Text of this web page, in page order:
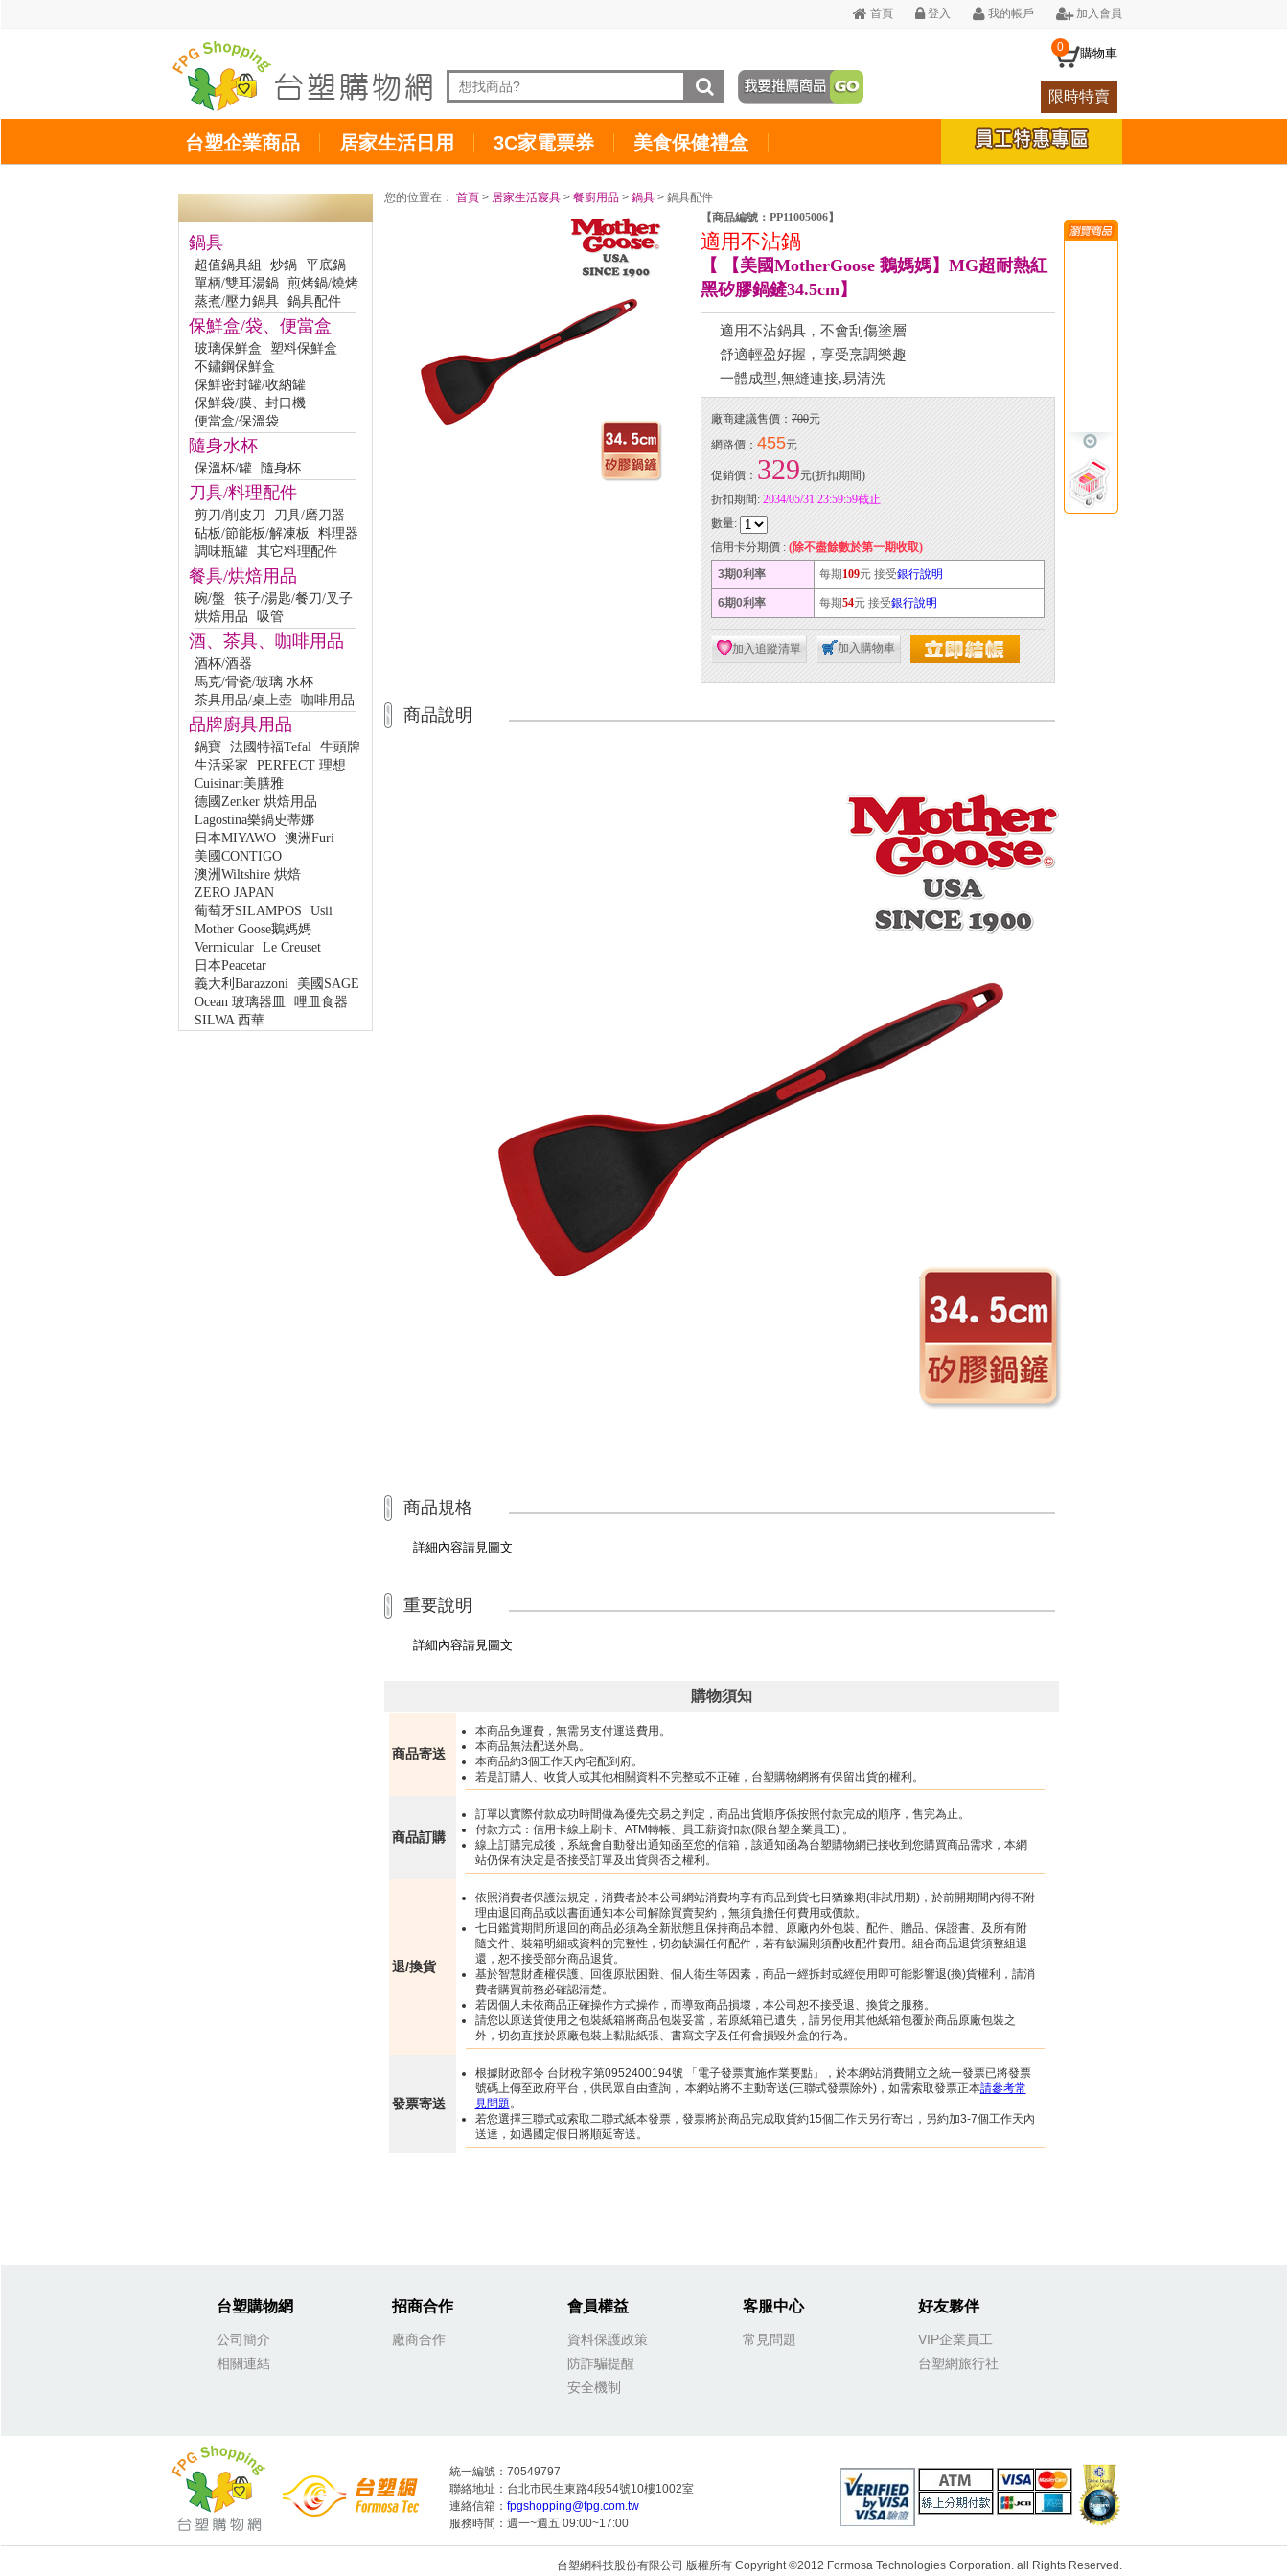
首頁 登入 我的帳戶 加入會員
0 購物車
限時特賣
台塑企業商品 居家生活日用 3C家電票券 美食保健禮盒
鍋具
超值鍋具組 炒鍋 平底鍋
單柄/雙耳湯鍋 煎烤鍋/燒烤
蒸煮/壓力鍋具 鍋具配件
保鮮盒/袋、便當盒
玻璃保鮮盒
塑料保鮮盒
不鏽鋼保鮮盒
保鮮密封罐/收納罐
保鮮袋/膜、封口機
便當盒/保溫袋
隨身水杯
保溫杯/罐 隨身杯
刀具/料理配件
剪刀/削皮刀
刀具/磨刀器
砧板/節能板/解凍板
料理器
調味瓶罐 其它料理配件
餐具/烘焙用品
碗/盤
筷子/湯匙/餐刀/叉子
烘焙用品
吸管
酒、茶具、咖啡用品
酒杯/酒器
馬克/骨瓷/玻璃 水杯
茶具用品/桌上壺 咖啡用品
品牌廚具用品
鍋寶 法國特福Tefal 牛頭牌
生活采家
PERFECT 理想
Cuisinart美膳雅
德國Zenker 烘焙用品
Lagostina樂鍋史蒂娜
日本MIYAWO 澳洲Furi
美國CONTIGO
澳洲Wiltshire 烘焙
ZERO JAPAN
葡萄牙SILAMPOS
Usii
Mother Goose鵝媽媽
Vermicular Le Creuset
日本Peacetar
義大利Barazzoni
美國SAGE
Ocean 玻璃器皿
哩皿食器
SILWA 西華
您的位置在： 首頁 > 居家生活寢具 > 餐廚用品 > 鍋具 > 鍋具配件
【商品編號：PP11005006】
適用不沾鍋
【 【美國MotherGoose 鵝媽媽】MG超耐熱紅
黑矽膠鍋鏟34.5cm】
適用不沾鍋具，不會刮傷塗層
舒適輕盈好握，享受烹調樂趣
一體成型,無縫連接,易清洗
廠商建議售價： 700元
網路價： 455元
促銷價： 329元(折扣期間)
折扣期間: 2034/05/31 23:59:59截止
數量:
信用卡分期價 : (除不盡餘數於第一期收取)
3期0利率
每期 109元 接受銀行說明
6期0利率 每期54元 接受銀行說明
加入追蹤清單 加入購物車
商品說明
商品規格
詳細內容請見圖文
重要說明
詳細內容請見圖文
購物須知
商品寄送
本商品免運費，無需另支付運送費用。
本商品無法配送外島。
本商品約3個工作天內宅配到府。
若是訂購人、收貨人或其他相關資料不完整或不正確，台塑購物網將有保留出貨的權利。
商品訂購
訂單以實際付款成功時間做為優先交易之判定，商品出貨順序係按照付款完成的順序，售完為止。
付款方式：信用卡線上刷卡、ATM轉帳、員工薪資扣款(限台塑企業員工) 。
線上訂購完成後，系統會自動發出通知函至您的信箱，該通知函為台塑購物網已接收到您購買商品需求，本網
站仍保有決定是否接受訂單及出貨與否之權利。
退/換貨
依照消費者保護法規定，消費者於本公司網站消費均享有商品到貨七日猶豫期(非試用期)，於前開期間內得不附
理由退回商品或以書面通知本公司解除買賣契約，無須負擔任何費用或價款。
七日鑑賞期間所退回的商品必須為全新狀態且保持商品本體、原廠內外包裝、配件、贈品、保證書、及所有附
隨文件、裝箱明細或資料的完整性，切勿缺漏任何配件，若有缺漏則須酌收配件費用。組合商品退貨須整組退
還，恕不接受部分商品退貨。
基於智慧財產權保護、回復原狀困難、個人衛生等因素，商品一經拆封或經使用即可能影響退(換)貨權利，請消
費者購買前務必確認清楚。
若因個人未依商品正確操作方式操作，而導致商品損壞，本公司恕不接受退、換貨之服務。
請您以原送貨使用之包裝紙箱將商品包裝妥當，若原紙箱已遺失，請另使用其他紙箱包覆於商品原廠包裝之
外，切勿直接於原廠包裝上黏貼紙張、書寫文字及任何會損毀外盒的行為。
發票寄送
根據財政部令 台財稅字第0952400194號 「電子發票實施作業要點」，於本網站消費開立之統一發票已將發票
號碼上傳至政府平台，供民眾自由查詢， 本網站將不主動寄送(三聯式發票除外)，如需索取發票正本請參考常
見問題。
若您選擇三聯式或索取二聯式紙本發票，發票將於商品完成取貨約15個工作天另行寄出，另約加3-7個工作天內
送達，如遇國定假日將順延寄送。
台塑購物網
公司簡介
相關連結
招商合作
廠商合作
會員權益
資料保護政策
防詐騙提醒
安全機制
客服中心
常見問題
好友夥伴
VIP企業員工
台塑網旅行社
統一編號：70549797
聯絡地址：台北市民生東路4段54號10樓1002室
連絡信箱： fpgshopping@fpg.com.tw
服務時間：週一~週五 09:00~17:00
台塑網科技股份有限公司 版權所有 Copyright ©2012 Formosa Technologies Corporation. all Rights Reserved.